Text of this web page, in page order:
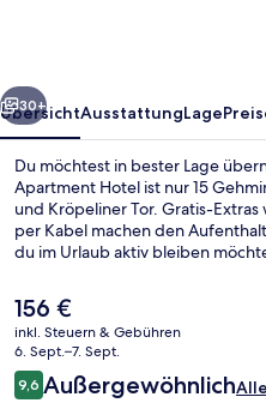
Weiter
30+
ÜbersichtAusstattungLage
Du möchtest in bester Lage
Apartment Hotel ist nur 15
und Kröpeliner Tor. Gratis-
per Kabel machen den
du im Urlaub aktiv bleiben
wie hochwertige Bettwaren,
Espressomaschine.
Der
aktuelle
Preis
beträgt
156 €.
156 €
inkl. Steuern & Gebühren
6. Sept.–7. Sept.
Bewertungen
9,69,6 von 10.
Außergewöhnlich